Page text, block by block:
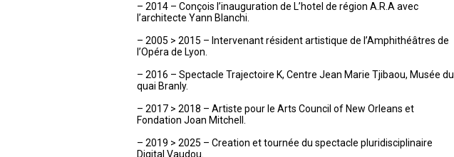
– 2014 – Conçois l’inauguration de L’hotel de région A.R.A avec
l’architecte Yann Blanchi.
– 2005 > 2015 – Intervenant résident artistique de l’Amphithéâtres de
l’Opéra de Lyon.
– 2016 – Spectacle Trajectoire K, Centre Jean Marie Tjibaou, Musée du
quai Branly.
– 2017 > 2018 – Artiste pour le Arts Council of New Orleans et
Fondation Joan Mitchell.
– 2019 > 2025 – Creation et tournée du spectacle pluridisciplinaire
Digital Vaudou.